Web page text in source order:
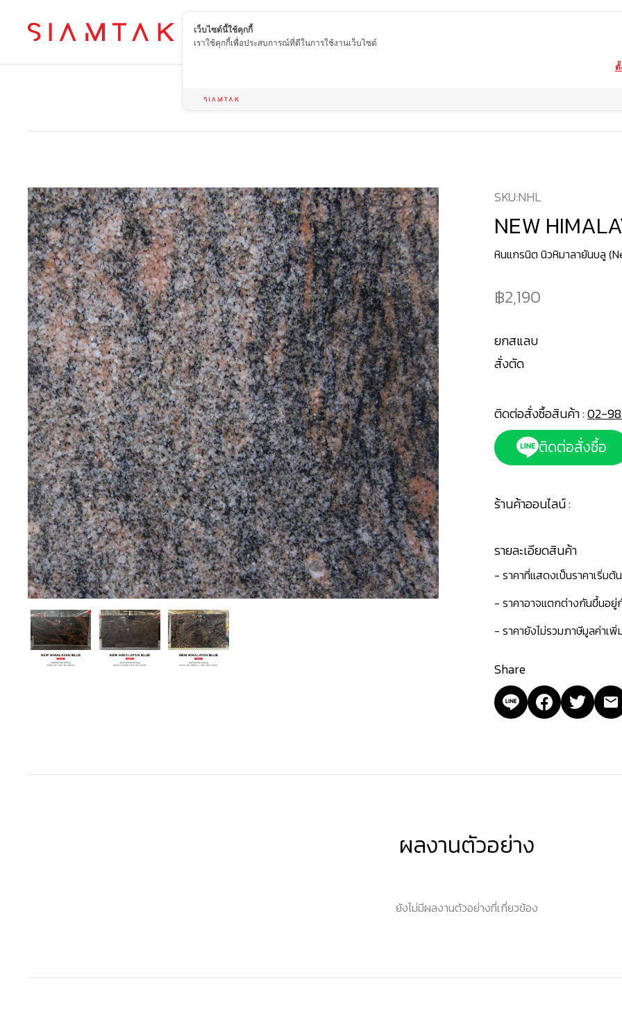
TH
SKU:NHL
NEW
หินแกรนิต นิวหิมาลายันบลู
2,190
ยกสแลบ
สั่งตัด
ติดต่อสั่งซื้อสินค้า :02-
ติดต่อสั่งซื้อ
ร้านค้าออนไลน์ :
รายละเอียดสินค้า
- ราคาที่แสดงเป็นราคาเริ่ม
- ราคาอาจแตกต่างกันขึ้นอยู่
- ราคายังไม่รวมภาษีมูลค่าเพิ่
Share
ผลงานตัวอย่าง
ยังไม่มีผลงานตัวอย่างที่เกี่ยวข้อง
เว็บไซต์นี้ใช้คุกกี้
เราใช้คุกกี้เพื่อประสบการณ์ที่ดีในการใช้งานเว็บไซต์
ตั้